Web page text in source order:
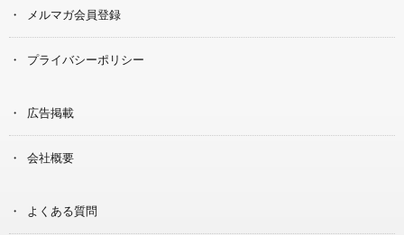
メルマガ会員登録
プライバシーポリシー
広告掲載
会社概要
よくある質問